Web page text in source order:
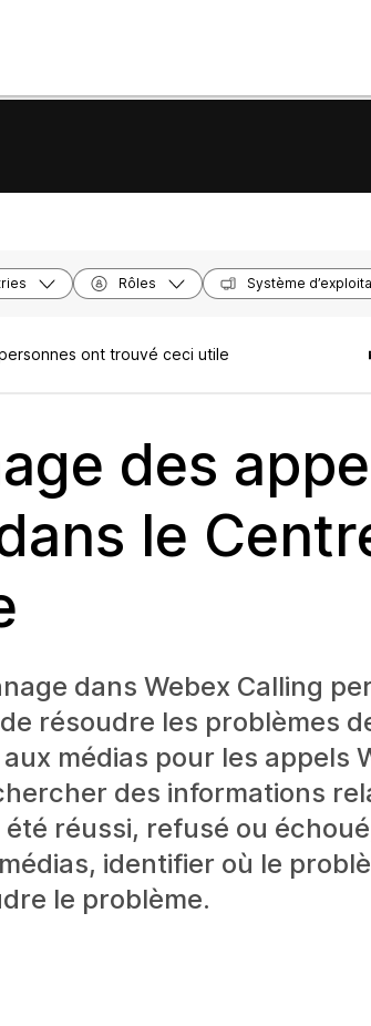
Rôles Système
ont trouvé ceci utile
des
le
dans Webex Calling
résoudre les problèmes
médias pour les appels
des informations
réussi, refusé ou
identifier où le
le problème.